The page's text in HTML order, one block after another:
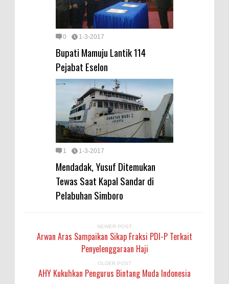
0 1-3-2017
Bupati Mamuju Lantik 114
Pejabat Eselon
1 1-3-2017
Mendadak, Yusuf Ditemukan
Tewas Saat Kapal Sandar di
Pelabuhan Simboro
NEWER POST
Arwan Aras Sampaikan Sikap Fraksi PDI-P Terkait
Penyelenggaraan Haji
OLDER POST
AHY Kukuhkan Pengurus Bintang Muda Indonesia